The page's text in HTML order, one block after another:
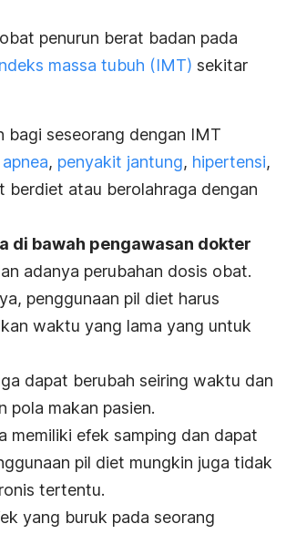
penurun berat badan pada
massa tubuh (IMT) sekitar
bagi seseorang dengan IMT
, penyakit jantung, hipertensi,
berdiet atau berolahraga dengan
di bawah pengawasan dokter
adanya perubahan dosis obat.
penggunaan pil diet harus
waktu yang lama yang untuk
dapat berubah seiring waktu dan
pola makan pasien.
memiliki efek samping dan dapat
pil diet mungkin juga tidak
tertentu.
yang buruk pada seorang